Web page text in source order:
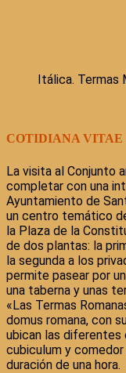
Itálica. Termas
COTIDIANA VITAE
La visita al Conjunto
completar con una
Ayuntamiento de
un centro temático
la Plaza de la
de dos plantas: la
la segunda a los
permite pasear por
una taberna y unas
«Las Termas
domus romana, con
ubican las diferentes
cubiculum y
duración de una hora.